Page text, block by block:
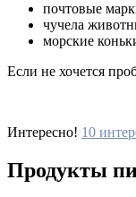
почтовые
чучела
морские
Если не хочется
Интересно! 10
Продукты